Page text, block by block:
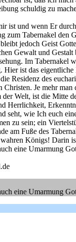
schuldig zu
ist und wenn Er
zum Tabernakel
jedoch Geist
Gewalt und Gestalt
Im Tabernakel
ist das
Residenz des
Je mehr
Welt, ist die Mitte
Herrlichkeit,
seht, wie Ich euch
zu sein; ein
am Fuße des
Königs! Darin
eine Umarmung
eine Umarmung